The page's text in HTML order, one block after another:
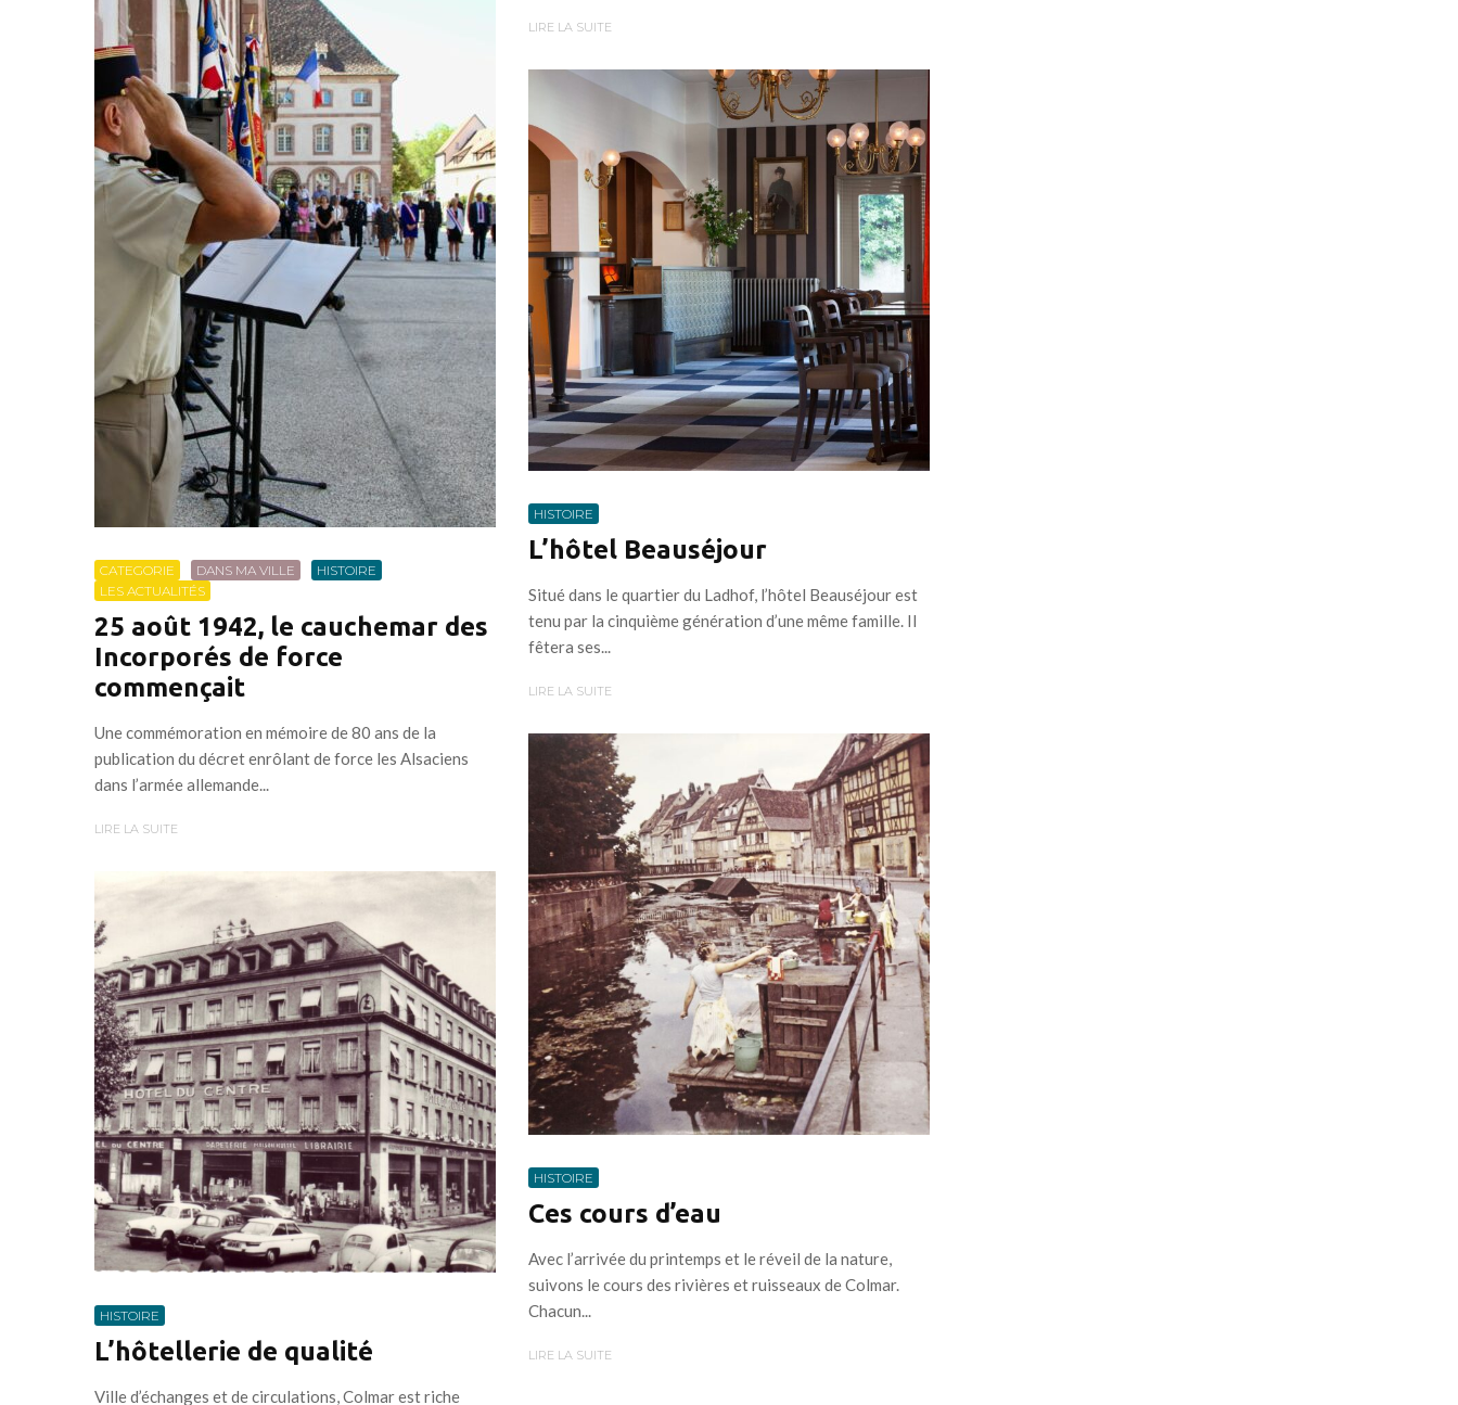
CATEGORIE DANS MA VILLE
HISTOIRE
LES ACTUALITÉS
25 août 1942, le cauchemar des
Incorporés de force
commençait
Une commémoration en mémoire de 80 ans de la
publication du décret enrôlant de force les Alsaciens
dans l’armée allemande...
LIRE LA SUITE
HISTOIRE
L’hôtellerie de qualité
Ville d’échanges et de circulations, Colmar est riche
LIRE LA SUITE
HISTOIRE
L’hôtel Beauséjour
Situé dans le quartier du Ladhof, l’hôtel Beauséjour est
tenu par la cinquième génération d’une même famille. Il
fêtera ses...
LIRE LA SUITE
HISTOIRE
Ces cours d’eau
Avec l’arrivée du printemps et le réveil de la nature,
suivons le cours des rivières et ruisseaux de Colmar.
Chacun...
LIRE LA SUITE